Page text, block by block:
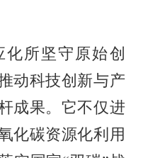
所坚守原始创
动科技创新与产
成果。它不仅进
化碳资源化利用